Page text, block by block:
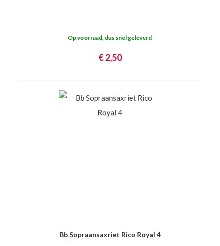
Op voorraad, dus snel geleverd
€ 2,50
Bb Sopraansaxriet Rico Royal 4